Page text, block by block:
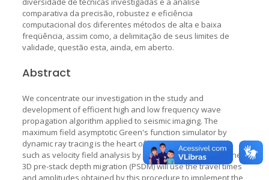
comparativa da precisão, robustez e eficiência
computacional dos diferentes métodos de alta e baixa
freqüência, assim como, a delimitação de seus limites de
validade, questão esta, ainda, em aberto.
Abstract
We concentrate our investigation in the study and
development of efficient high and low frequency wave
propagation algorithm applied to seismic imaging. The
maximum field asymptotic Green's function simulator by
dynamic ray tracing is the heart of a series of applications
such as velocity field analysis by reflection tomography. The
3D pre-stack depth migration (PSDM) will use the travel times
and amplitudes obtained by this procedure to implement the